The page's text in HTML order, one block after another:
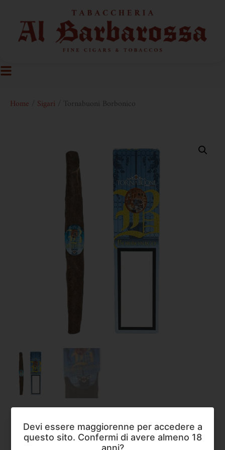
Home Sigari / Tornabuoni Borbonico
Sigari,Tornabuoni
Tornabuoni Borbonico
Devi essere maggiorenne per accedere a
questo sito. Confermi di avere almeno 18
anni?